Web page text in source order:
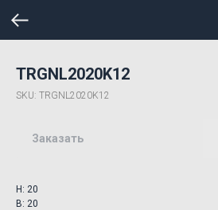
TRGNL2020K12
SKU: TRGNL2020K12
Заказать
H: 20
B: 20